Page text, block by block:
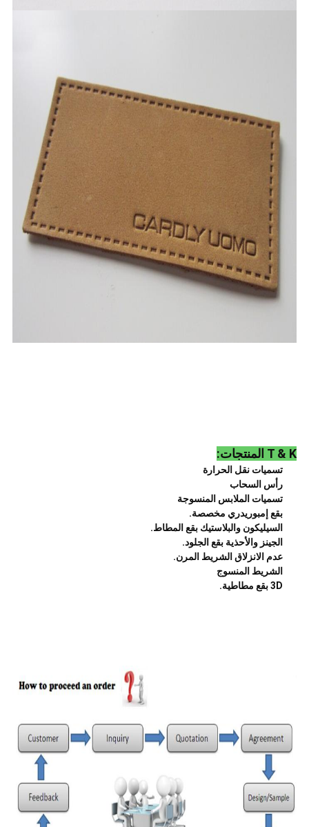
T & K المنتجات:
تسميات نقل الحرارة
رأس السحاب
تسميات الملابس المنسوجة
بقع إمبوريدري مخصصة.
السيليكون والبلاستيك بقع المطاط.
الجينز والأحذية بقع الجلود.
عدم الانزلاق الشريط المرن.
الشريط المنسوج
3D بقع مطاطية.